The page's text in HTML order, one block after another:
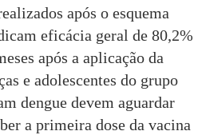
após o esquema
eficácia geral de 80,2%
após a aplicação da
e adolescentes do grupo
dengue devem aguardar
a primeira dose da vacina